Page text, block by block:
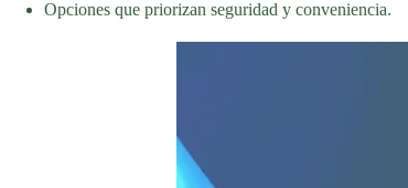
Opciones que priorizan seguridad y conveniencia.